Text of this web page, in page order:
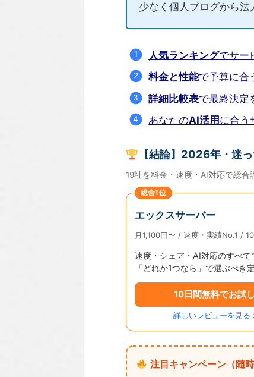
少なく個人ブログから法
人気ランキングでサー
料金と性能で予算に合
詳細比較表で最終決定
あなたのAI活用 に合う
【結論】2026年・迷
19社を料金・速度・AI対応で総合
総合1位
エックスサーバー
月1,100円〜 / 速度・実績No.1 /
速度・シェア・AI対応のすべて
「どれか1つなら」で選ぶべき定
10日間無料でお試し
詳しいレビューを見る
注目キャンペーン（随時